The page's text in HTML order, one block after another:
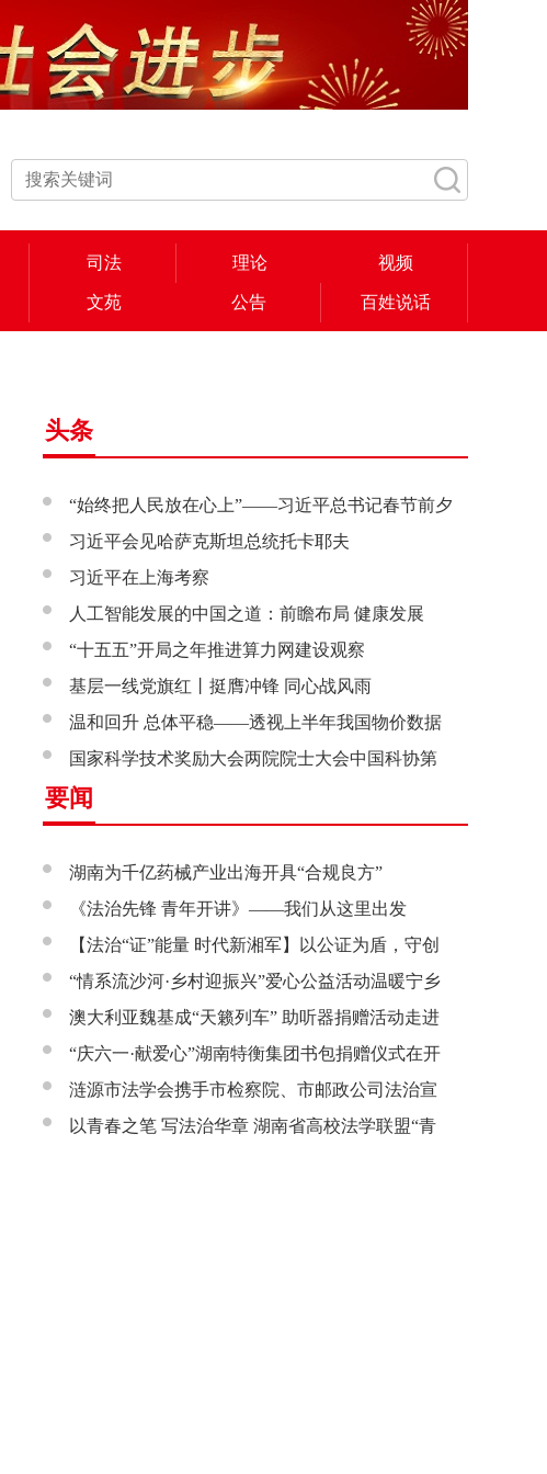
司法 理论 视频
文苑 公告 百姓说话
头条
“始终把人民放在心上”——习近平总书记春节前夕
赴辽宁看望慰问基层干部群众纪实
习近平会见哈萨克斯坦总统托卡耶夫
习近平在上海考察
人工智能发展的中国之道：前瞻布局 健康发展
“十五五”开局之年推进算力网建设观察
基层一线党旗红丨挺膺冲锋 同心战风雨
温和回升 总体平稳——透视上半年我国物价数据
国家科学技术奖励大会两院院士大会中国科协第
十一次全国代表大会在京召开
要闻
湖南为千亿药械产业出海开具“合规良方”
《法治先锋 青年开讲》——我们从这里出发
【法治“证”能量 时代新湘军】以公证为盾，守创
新之魂 湖南青年公证人为知识产权保护筑牢防线
“情系流沙河·乡村迎振兴”爱心公益活动温暖宁乡
市流沙河镇
澳大利亚魏基成“天籁列车” 助听器捐赠活动走进
开慧镇
“庆六一·献爱心”湖南特衡集团书包捐赠仪式在开
慧镇举行
涟源市法学会携手市检察院、市邮政公司法治宣
讲走进七星街镇仙洞中学
以青春之笔 写法治华章 湖南省高校法学联盟“青